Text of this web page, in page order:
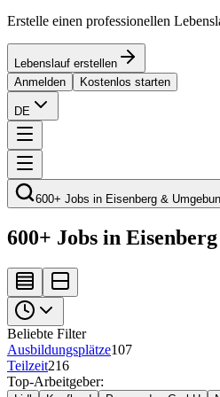
Erstelle einen professionellen
Lebenslauf erstellen
Anmelden
Kostenlos starten
DE
600+ Jobs in Eisenberg &
600+ Jobs in
Beliebte Filter
Ausbildungsplätze107
Teilzeit216
Top-Arbeitgeber: